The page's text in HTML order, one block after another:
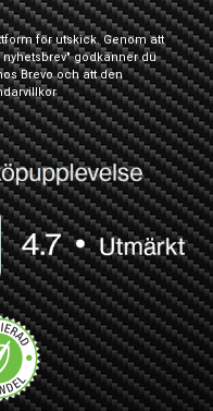
för utskick. Genom att
godkänner du
Brevo och att den